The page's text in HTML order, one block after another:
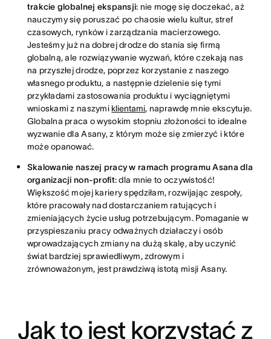
trakcie globalnej ekspansji: nie mogę się doczekać, aż
nauczymy się poruszać po chaosie wielu kultur, stref
czasowych, rynków i zarządzania macierzowego.
Jesteśmy już na dobrej drodze do stania się firmą
globalną, ale rozwiązywanie wyzwań, które czekają nas
na przyszłej drodze, poprzez korzystanie z naszego
własnego produktu, a następnie dzielenie się tymi
przykładami zastosowania produktu i wyciągniętymi
wnioskami z naszymiklientami, naprawdę mnie ekscytuje.
Globalna praca o wysokim stopniu złożoności to idealne
wyzwanie dla Asany, z którym może się zmierzyć i które
może opanować.
Skalowanie naszej pracy w ramach programu Asana dla
organizacji non-profit: dla mnie to oczywistość!
Większość mojej kariery spędziłam, rozwijając zespoły,
które pracowały nad dostarczaniem ratujących i
zmieniających życie usług potrzebującym. Pomaganie w
przyspieszaniu pracy odważnych działaczy i osób
wprowadzających zmiany na dużą skalę, aby uczynić
świat bardziej sprawiedliwym, zdrowym i
zrównoważonym, jest prawdziwą istotą misji Asany.
Jak to jest korzystać z